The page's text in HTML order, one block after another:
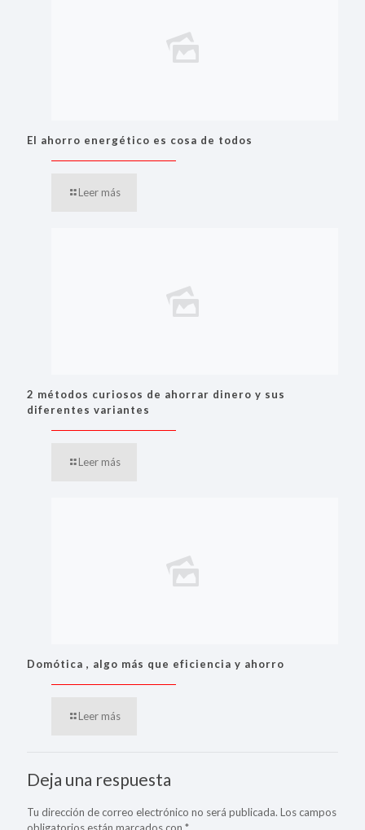
El ahorro energético es cosa de todos
Leer más
2 métodos curiosos de ahorrar dinero y sus
diferentes variantes
Leer más
Domótica , algo más que eficiencia y ahorro
Leer más
Deja una respuesta
Tu dirección de correo electrónico no será publicada. Los campos
obligatorios están marcados con *